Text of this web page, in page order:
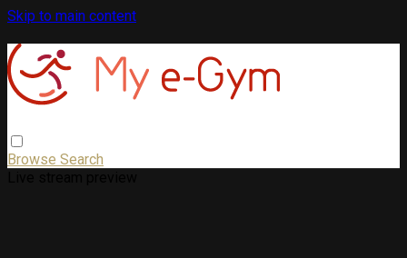
Skip to main content
Browse Search